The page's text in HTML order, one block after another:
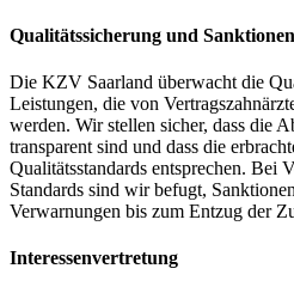
Qualitätssicherung und Sanktionen
Die KZV Saarland überwacht die
Leistungen, die von
werden. Wir stellen sicher, dass die
transparent sind und dass die
Qualitätsstandards entsprechen. Bei
Standards sind wir befugt,
Verwarnungen bis zum Entzug der
Interessenvertretung